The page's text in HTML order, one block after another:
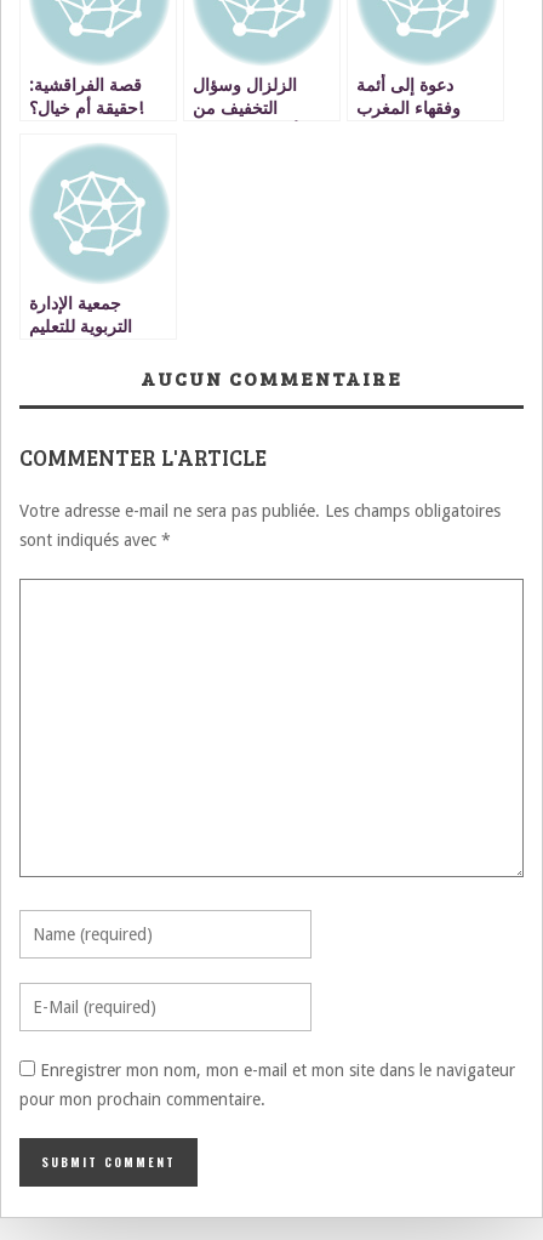
قصة الفراقشية:
حقيقة أم خيال؟!
الزلزال وسؤال
التخفيف من
دعوة إلى أئمة
وفقهاء المغرب
جمعية الإدارة
التربوية للتعليم
AUCUN COMMENTAIRE
COMMENTER L'ARTICLE
Votre adresse e-mail ne sera pas publiée. Les champs obligatoires
sont indiqués avec *
Enregistrer mon nom, mon e-mail et mon site dans le navigateur
pour mon prochain commentaire.